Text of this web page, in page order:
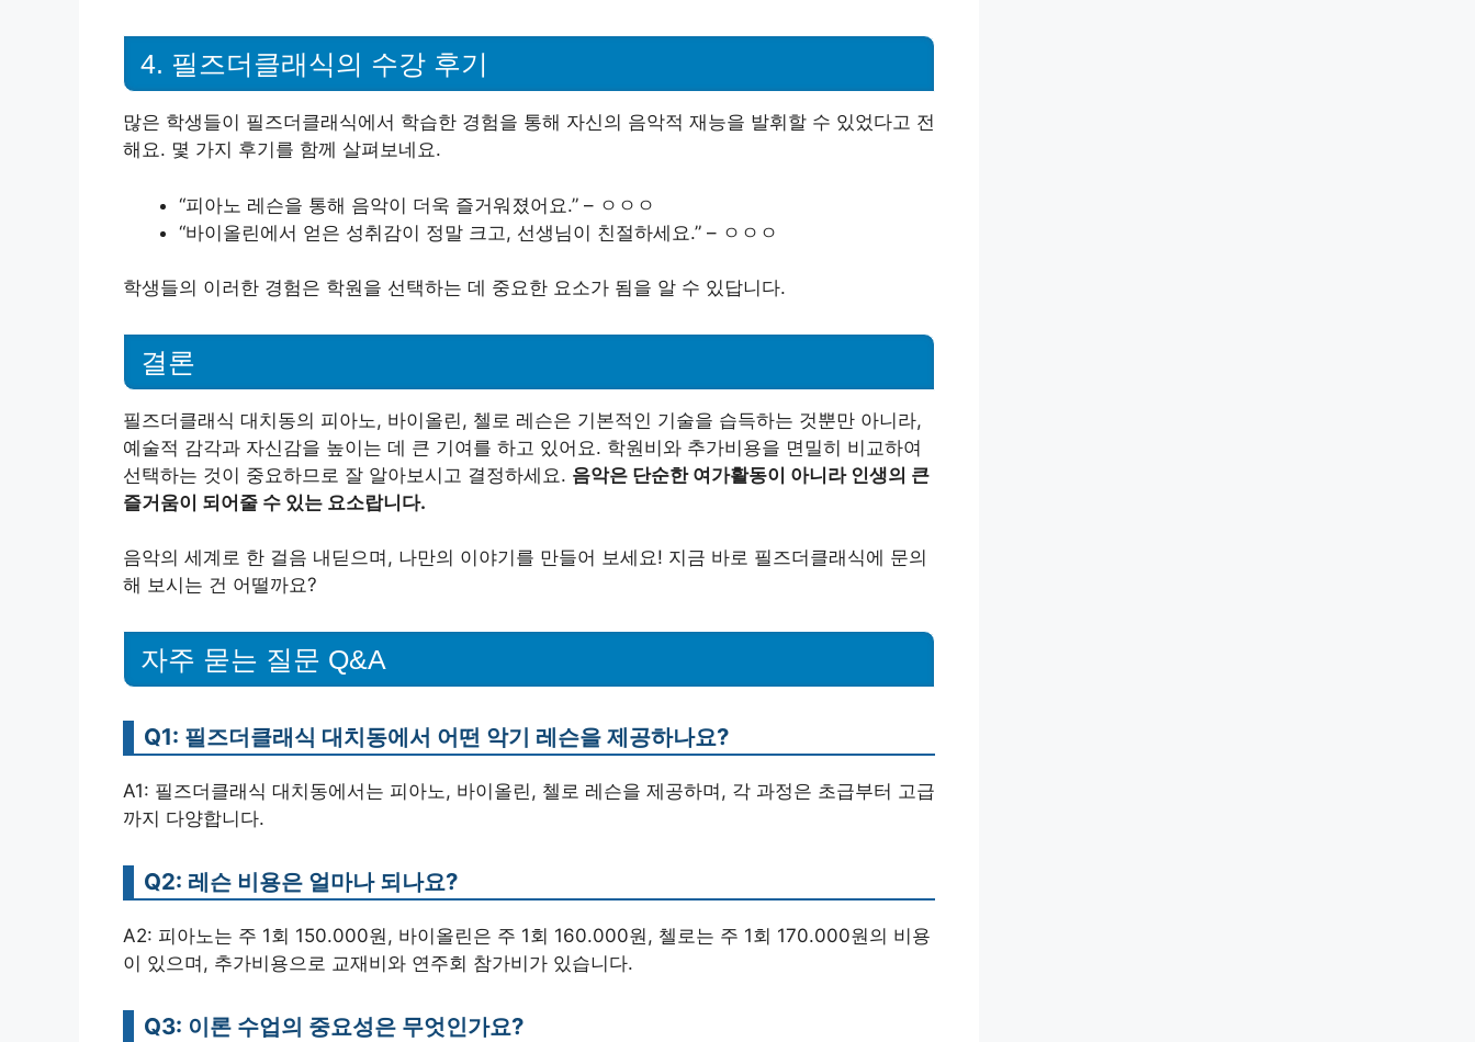
4. 필즈더클래식의 수강 후기
많은 학생들이 필즈더클래식에서 학습한 경험을 통해 자신의 음악적 재능을 발휘할 수 있었다고 전
해요. 몇 가지 후기를 함께 살펴보네요.
“피아노 레슨을 통해 음악이 더욱 즐거워졌어요.” – ㅇㅇㅇ
“바이올린에서 얻은 성취감이 정말 크고, 선생님이 친절하세요.” – ㅇㅇㅇ
학생들의 이러한 경험은 학원을 선택하는 데 중요한 요소가 됨을 알 수 있답니다.
결론
필즈더클래식 대치동의 피아노, 바이올린, 첼로 레슨은 기본적인 기술을 습득하는 것뿐만 아니라,
예술적 감각과 자신감을 높이는 데 큰 기여를 하고 있어요. 학원비와 추가비용을 면밀히 비교하여
선택하는 것이 중요하므로 잘 알아보시고 결정하세요. 음악은 단순한 여가활동이 아니라 인생의 큰
즐거움이 되어줄 수 있는 요소랍니다.
음악의 세계로 한 걸음 내딛으며, 나만의 이야기를 만들어 보세요! 지금 바로 필즈더클래식에 문의
해 보시는 건 어떨까요?
자주 묻는 질문 Q&A
Q1: 필즈더클래식 대치동에서 어떤 악기 레슨을 제공하나요?
A1: 필즈더클래식 대치동에서는 피아노, 바이올린, 첼로 레슨을 제공하며, 각 과정은 초급부터 고급
까지 다양합니다.
Q2: 레슨 비용은 얼마나 되나요?
A2: 피아노는 주 1회 150.000원, 바이올린은 주 1회 160.000원, 첼로는 주 1회 170.000원의 비용
이 있으며, 추가비용으로 교재비와 연주회 참가비가 있습니다.
Q3: 이론 수업의 중요성은 무엇인가요?